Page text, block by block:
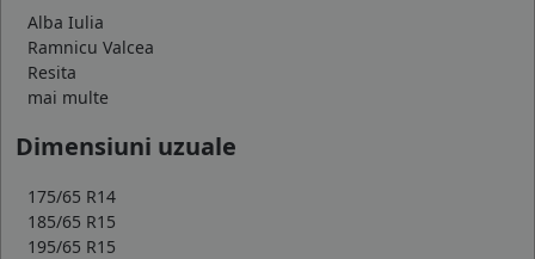
Alba Iulia
Ramnicu Valcea
Resita
mai multe
Dimensiuni uzuale
175/65 R14
185/65 R15
195/65 R15